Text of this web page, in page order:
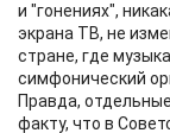
и "гонениях",
экрана ТВ, не
стране, где
симфонический
Правда,
факту, что в